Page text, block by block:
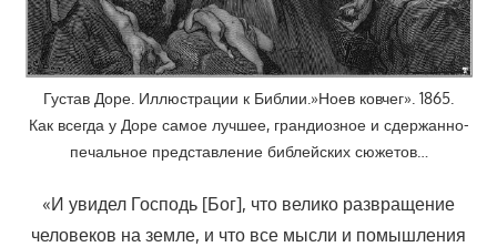
Густав Доре. Иллюстрации к Библии.»Ноев ковчег». 1865.
Как всегда у Доре самое лучшее, грандиозное и сдержанно-
печальное представление библейских сюжетов…
«И увидел Господь [Бог], что велико развращение
человеков на земле, и что все мысли и помышления